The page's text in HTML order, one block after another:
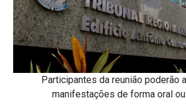
Participantes da reunião poderão
manifestações de forma oral